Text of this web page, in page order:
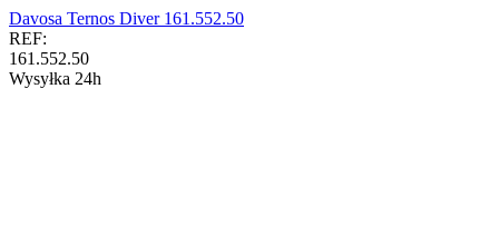
Davosa Ternos Diver 161.552.50
REF:
161.552.50
Wysyłka 24h